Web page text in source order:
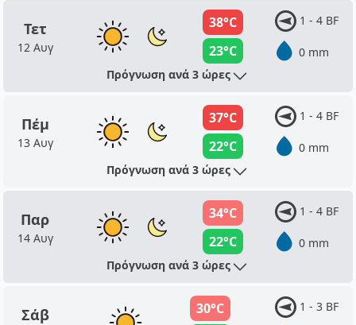
Τετ
12 Αυγ
38°C
23°C
1 - 4 BF
0 mm
Πρόγνωση ανά 3 ώρες
Πέμ
13 Αυγ
37°C
22°C
1 - 4 BF
0 mm
Πρόγνωση ανά 3 ώρες
Παρ
14 Αυγ
34°C
22°C
1 - 4 BF
0 mm
Πρόγνωση ανά 3 ώρες
Σάβ
30°C
1 - 3 BF